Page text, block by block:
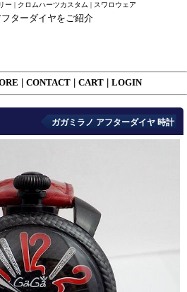
ー | クロムハーツカスタム | スワロウェア
ーダイヤをご紹介
CONTACT CART LOGIN
ガガミラノ アフターダイヤ 時計